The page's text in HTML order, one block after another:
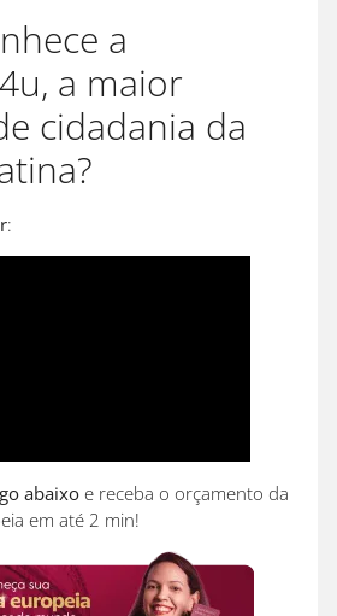
a
a maior
cidadania da
:
abaixo e receba o orçamento da
em até 2 min!